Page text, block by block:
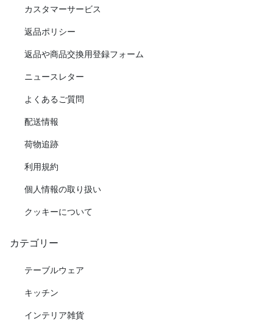
カスタマーサービス
返品ポリシー
返品や商品交換用登録フォーム
ニュースレター
よくあるご質問
配送情報
荷物追跡
利用規約
個人情報の取り扱い
クッキーについて
カテゴリー
テーブルウェア
キッチン
インテリア雑貨